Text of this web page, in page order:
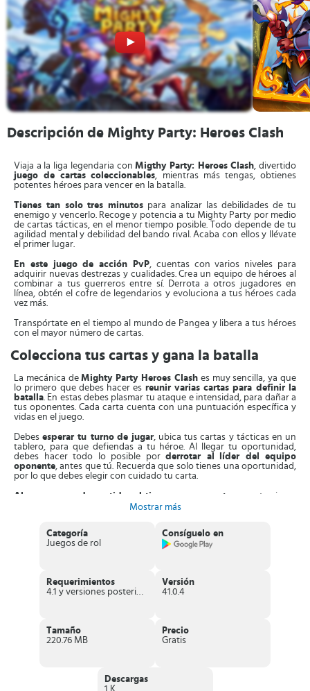
Descripción de Mighty Party: Heroes Clash
Viaja a la liga legendaria conMigthy Party: Heroes Clash, divertido
juego de cartas coleccionables, mientras más tengas, obtienes
potentes héroes para vencer en la batalla.
Tienes tan solo tres minutos para analizar las debilidades de tu
enemigo y vencerlo. Recoge y potencia a tu Mighty Party por medio
de cartas tácticas, en el menor tiempo posible. Todo depende de tu
agilidad mental y debilidad del bando rival. Acaba con ellos y llévate
el primer lugar.
En este juego de acción PvP, cuentas con varios niveles para
adquirir nuevas destrezas y cualidades. Crea un equipo de héroes al
combinar a tus guerreros entre sí. Derrota a otros jugadores en
línea, obtén el cofre de legendarios y evoluciona a tus héroes cada
vez más.
Transpórtate en el tiempo al mundo de Pangea y libera a tus héroes
con el mayor número de cartas.
Colecciona tus cartas y gana la batalla
La mecánica deMighty Party Heroes Clashes muy sencilla, ya que
lo primero que debes hacer es reunir varias cartas para definir la
batalla. En estas debes plasmar tu ataque e intensidad, para dañar a
tus oponentes. Cada carta cuenta con una puntuación específica y
vidas en el juego.
Debesesperar tu turno de jugar, ubica tus cartas y tácticas en un
tablero, para que defiendas a tu héroe. Al llegar tu oportunidad,
debes hacer todo lo posible por derrotar al
líder del equipo
oponente, antes que tú. Recuerda que solo tienes una oportunidad,
por lo que debes elegir con cuidado tu carta.
Al ganar en cada partida, obtienes nuevas cartas
, que te sirven
para mejorar las que ya tienes. Cada una de estas tiene un poder
avances en la jugada. Cada héroe tiene una habilidad distinta, que
marcan la diferencia entre ganar y perder.
jugadores en línea. Vencerlos te hace subir en la tabla de
clasificación. También, tienes
torneos eliminatorios
jugar en la arena divina
superiores al azar. De esta forma, mejoras tus tácticas para
coleccionar cartas y evolucionarlas. Cuentas con
Mostrar más
Categoría
Juegos de rol
Consíguelo en
Requerimientos
4.1 y versiones posteriores
Versión
41.0.4
Tamaño
220.76 MB
Precio
Gratis
Descargas
1 K